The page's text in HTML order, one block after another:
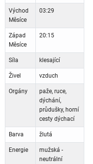
Východ
Měsíce
03:29
Západ
Měsíce
20:15
Síla klesající
Živel vzduch
Orgány
paže, ruce,
dýchání,
průdušky, horní
cesty dýchací
Barva žlutá
Energie
mužská -
neutrální